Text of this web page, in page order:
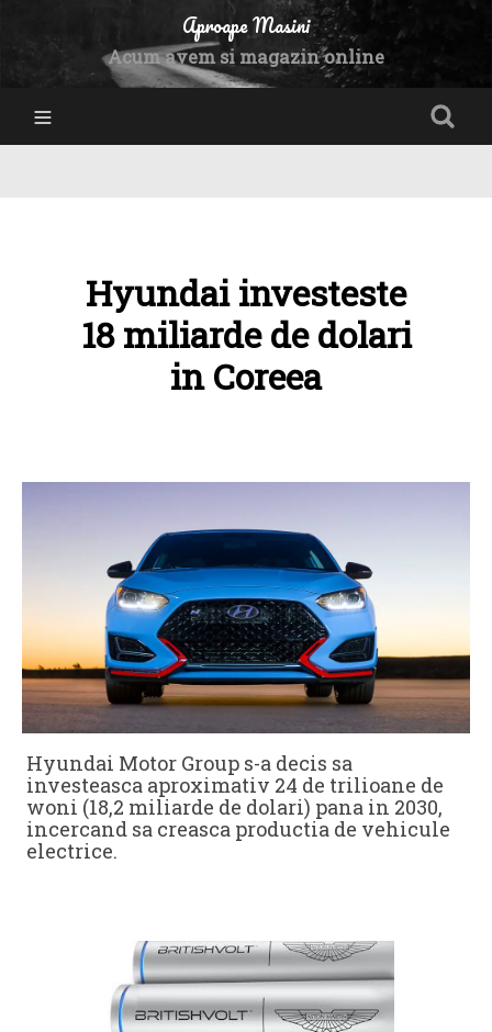
Aproape Masini
Acum avem si magazin online
Hyundai investeste
18 miliarde de dolari
in Coreea
Hyundai Motor Group s-a decis sa
investeasca aproximativ 24 de trilioane de
woni (18,2 miliarde de dolari) pana in 2030,
incercand sa creasca productia de vehicule
electrice.